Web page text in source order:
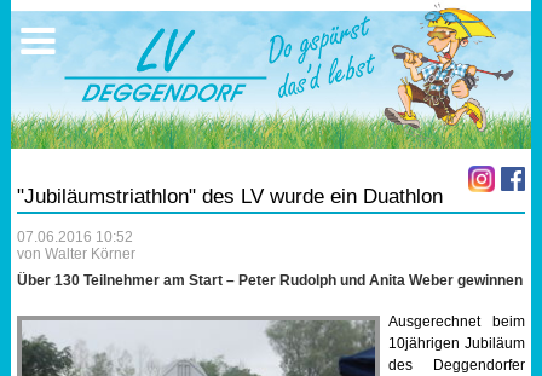
"Jubiläumstriathlon" des LV wurde ein Duathlon
07.06.2016 10:52
von Walter Körner
Über 130 Teilnehmer am Start – Peter Rudolph und Anita Weber gewinnen
Ausgerechnet beim
10jährigen Jubiläum
des Deggendorfer
Sportangebote
Trainingszeiten
Laufen
Lauf 10
Triathlon
Nordic Walking
Ausschreibungen
17.05.2026 Triathlon
Ergebnisse
Ergebnisse
Mitgliedschaft
Vereinskleidung
Vorstandschaft
Übungs- Gruppenleiter
Dokumente